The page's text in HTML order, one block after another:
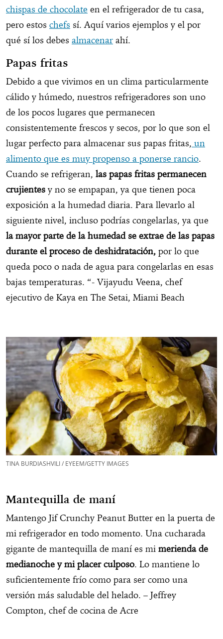
chispas de chocolate en el refrigerador de tu casa,
pero estos chefs sí. Aquí varios ejemplos y el por
qué sí los debes almacenar ahí.
Papas fritas
Debido a que vivimos en un clima particularmente
cálido y húmedo, nuestros refrigeradores son uno
de los pocos lugares que permanecen
consistentemente frescos y secos, por lo que son el
lugar perfecto para almacenar sus papas fritas, un
alimento que es muy propenso a ponerse rancio.
Cuando se refrigeran, las papas fritas permanecen
crujientes y no se empapan, ya que tienen poca
exposición a la humedad diaria. Para llevarlo al
siguiente nivel, incluso podrías congelarlas, ya que
la mayor parte de la humedad se extrae de las papas
durante el proceso de deshidratación, por lo que
queda poco o nada de agua para congelarlas en esas
bajas temperaturas. “- Vijayudu Veena, chef
ejecutivo de Kaya en The Setai, Miami Beach
TINA BURDIASHVILI / EYEEM/GETTY IMAGES
Mantequilla de maní
Mantengo Jif Crunchy Peanut Butter en la puerta de
mi refrigerador en todo momento. Una cucharada
gigante de mantequilla de maní es mi merienda de
medianoche y mi placer culposo. Lo mantiene lo
suficientemente frío como para ser como una
versión más saludable del helado. – Jeffrey
Compton, chef de cocina de Acre